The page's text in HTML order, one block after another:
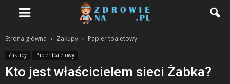
Strona główna Zakupy Papier toaletowy
Zakupy Papier toaletowy
Kto jest właścicielem sieci Żabka?